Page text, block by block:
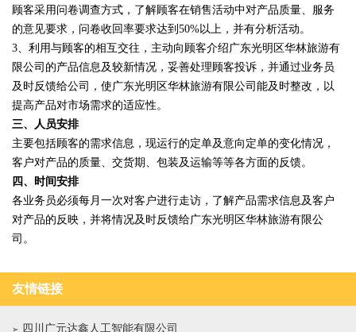
顾客采用问卷调查方式，了解顾客在销售活动中对产品质量、服务
的意见要求，问卷收回率要求达到50%以上，并有分析活动。
3、利用与顾客的相互交往，主动向顾客介绍广东光明区华林旅游有
限公司的产品信息及较新情况，妥善处理顾客投诉，并通过业务员
及时反馈给公司，使广东光明区华林旅游有限公司能及时整改，以
提高产品对市场需求的适应性。
三、人员安排
主要包括顾客的需求信息，现运行的定单及意向定单的变化情况，
客户对产品的质量、交货期、包装及运输等等各方面的反馈。
四、时间安排
各业务员必须每月一次对客户进行走访，了解产品需求信息及客户
对产品的反映，并将情况及时反馈给广东光明区华林旅游有限公
司。
友情链接
四川广元达鑫人工智能有限公司